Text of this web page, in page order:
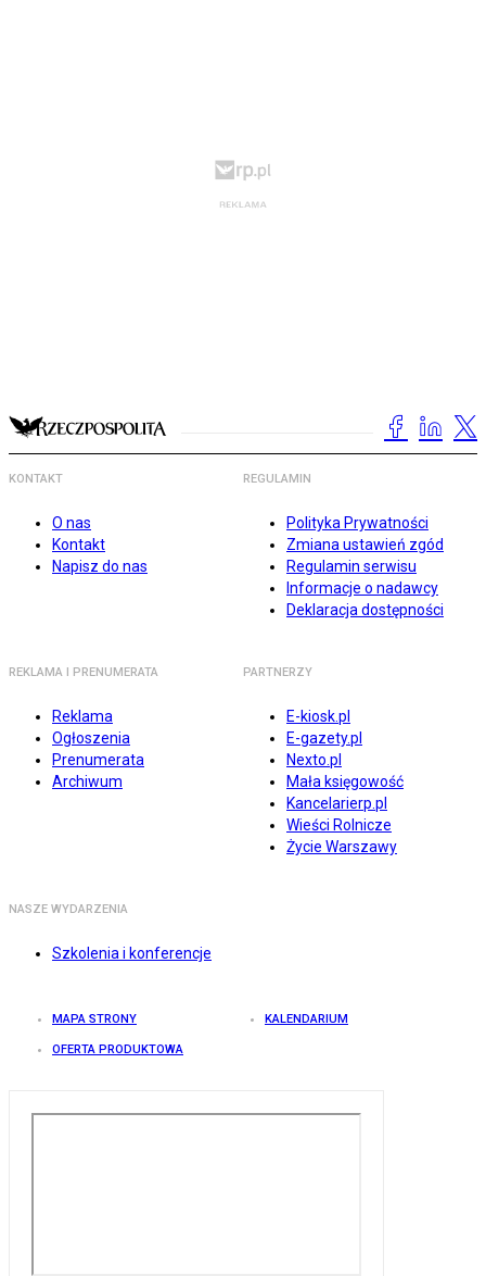
KONTAKT
O nas
Kontakt
Napisz do nas
REGULAMIN
Polityka Prywatności
Zmiana ustawień zgód
Regulamin serwisu
Informacje o nadawcy
Deklaracja dostępności
REKLAMA I PRENUMERATA
Reklama
Ogłoszenia
Prenumerata
Archiwum
PARTNERZY
E-kiosk.pl
E-gazety.pl
Nexto.pl
Mała księgowość
Kancelarierp.pl
Wieści Rolnicze
Życie Warszawy
NASZE WYDARZENIA
Szkolenia i konferencje
MAPA STRONY KALENDARIUM
OFERTA PRODUKTOWA